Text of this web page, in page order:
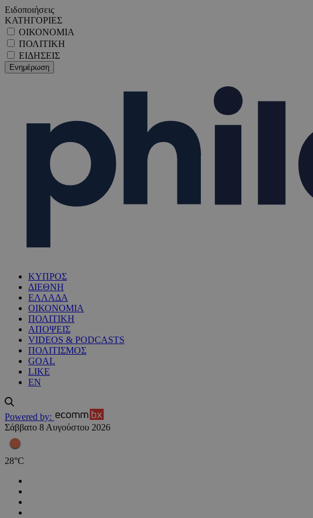
Ειδοποιήσεις
ΚΑΤΗΓΟΡΙΕΣ
ΟΙΚΟΝΟΜΙΑ
ΠΟΛΙΤΙΚΗ
ΕΙΔΗΣΕΙΣ
ΚΥΠΡΟΣ
ΔΙΕΘΝΗ
ΕΛΛΑΔΑ
ΟΙΚΟΝΟΜΙΑ
ΠΟΛΙΤΙΚΗ
ΑΠΟΨΕΙΣ
VIDEOS & PODCASTS
ΠΟΛΙΤΙΣΜΟΣ
GOAL
LIKE
EN
Powered by:
Σάββατο 8 Αυγούστου 2026
28°C